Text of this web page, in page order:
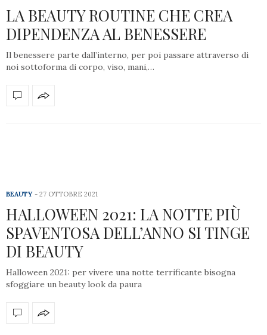
LA BEAUTY ROUTINE CHE CREA
DIPENDENZA AL BENESSERE
Il benessere parte dall’interno, per poi passare attraverso di
noi sottoforma di corpo, viso, mani,…
BEAUTY 27 OTTOBRE 2021
HALLOWEEN 2021: LA NOTTE PIÙ
SPAVENTOSA DELL’ANNO SI TINGE
DI BEAUTY
Halloween 2021: per vivere una notte terrificante bisogna
sfoggiare un beauty look da paura